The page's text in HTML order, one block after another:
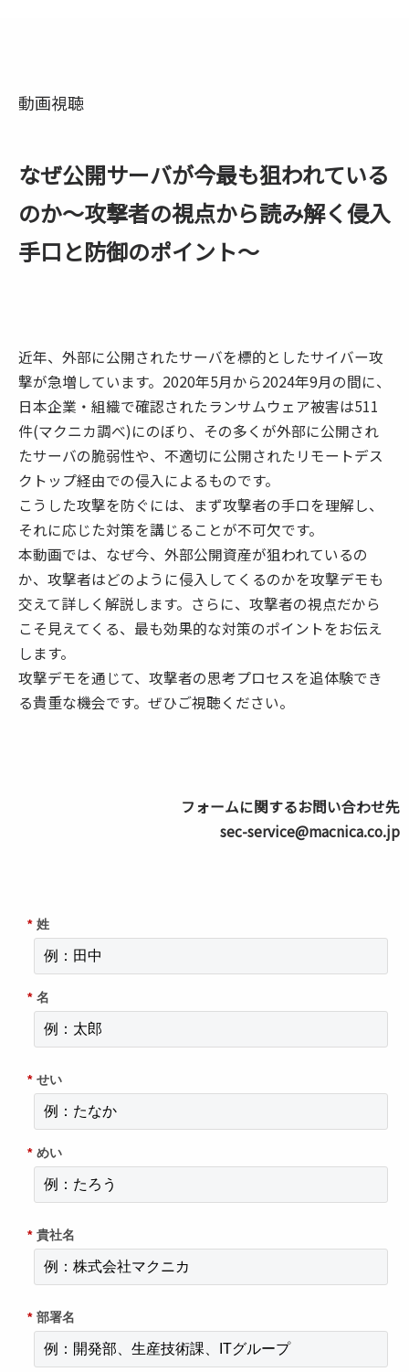
動画視聴
なぜ公開サーバが今最も狙われている
のか～攻撃者の視点から読み解く侵入
手口と防御のポイント～
近年、外部に公開されたサーバを標的としたサイバー攻
撃が急増しています。2020年5月から2024年9月の間に、
日本企業・組織で確認されたランサムウェア被害は511
件(マクニカ調べ)にのぼり、その多くが外部に公開され
たサーバの脆弱性や、不適切に公開されたリモートデス
クトップ経由での侵入によるものです。
こうした攻撃を防ぐには、まず攻撃者の手口を理解し、
それに応じた対策を講じることが不可欠です。
本動画では、なぜ今、外部公開資産が狙われているの
か、攻撃者はどのように侵入してくるのかを攻撃デモも
交えて詳しく解説します。さらに、攻撃者の視点だから
こそ見えてくる、最も効果的な対策のポイントをお伝え
します。
攻撃デモを通じて、攻撃者の思考プロセスを追体験でき
る貴重な機会です。ぜひご視聴ください。
フォームに関するお問い合わせ先
sec-service@macnica.co.jp
* 姓
* 名
* せい
* めい
* 貴社名
* 部署名